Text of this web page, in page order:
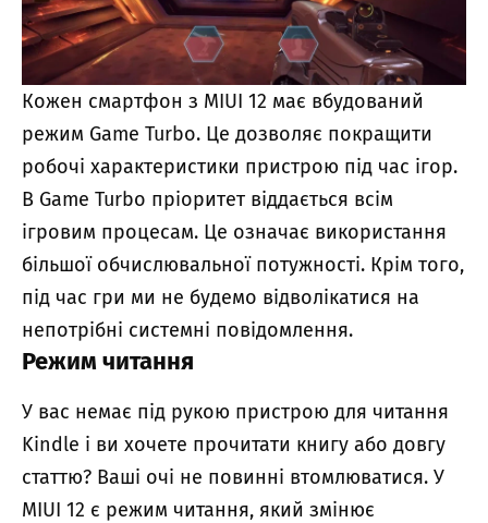
Кожен смартфон з MIUI 12 має вбудований
режим Game Turbo. Це дозволяє покращити
робочі характеристики пристрою під час ігор.
В Game Turbo пріоритет віддається всім
ігровим процесам. Це означає використання
більшої обчислювальної потужності. Крім того,
під час гри ми не будемо відволікатися на
непотрібні системні повідомлення.
Режим читання
У вас немає під рукою пристрою для читання
Kindle і ви хочете прочитати книгу або довгу
статтю? Ваші очі не повинні втомлюватися. У
MIUI 12 є режим читання, який змінює